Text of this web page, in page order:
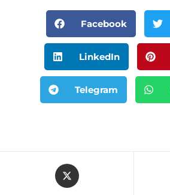
Facebook
LinkedIn
Telegram